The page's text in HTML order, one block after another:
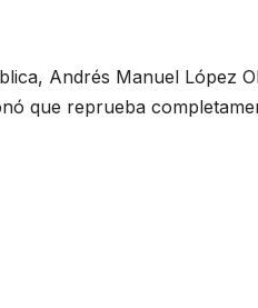
Andrés Manuel López
que reprueba